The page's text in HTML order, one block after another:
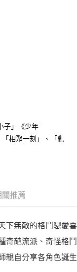
方式。 讓您購物簡單
至「AFTEE先享後付」
。
成。
要取消訂單，請聯絡
效，需透過AFTEE先享
顯示為準，若有關於
享後付」服務完成之交
易相關給付款項請求債
同意方可使用
，本公司不負相關責
用戶狀況，依本公司即
子」《少年
相聚一刻」、「亂
關推薦
下無敵的格鬥戀愛喜
奇葩流派、奇怪格鬥
親自分享各角色誕生